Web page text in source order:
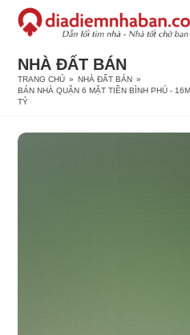
NHÀ ĐẤT BÁN
TRANG CHỦ » NHÀ ĐẤT BÁN »
BÁN NHÀ QUẬN 6 MẶT TIỀN BÌNH PHÚ - 16M X 42M - 670M2 - HĐT CAO - CHỈ 128
TỶ